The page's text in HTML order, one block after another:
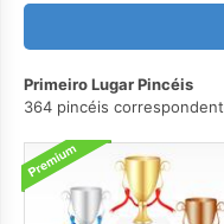
Primeiro Lugar Pincéis
364 pincéis